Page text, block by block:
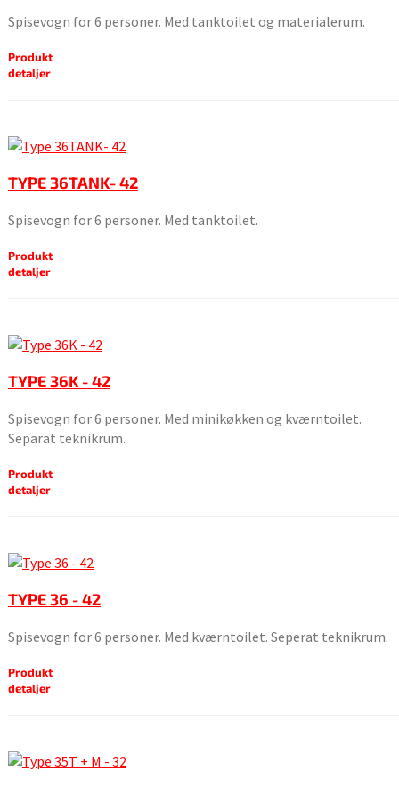
Spisevogn for 6 personer. Med tanktoilet og materialerum.
Produkt
detaljer
TYPE 36TANK- 42
Spisevogn for 6 personer. Med tanktoilet.
Produkt
detaljer
TYPE 36K - 42
Spisevogn for 6 personer. Med minikøkken og kværntoilet.
Separat teknikrum.
Produkt
detaljer
TYPE 36 - 42
Spisevogn for 6 personer. Med kværntoilet. Seperat teknikrum.
Produkt
detaljer